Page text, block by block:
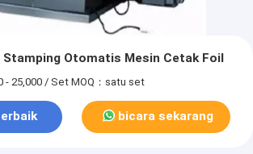
Stamping Otomatis Mesin Cetak Foil
- 25,000 / Set MOQ：satu set
bicara sekarang